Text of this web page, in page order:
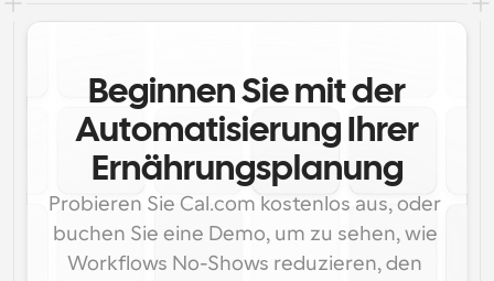
Beginnen Sie mit der
Automatisierung Ihrer
Ernährungsplanung
Probieren Sie Cal.com kostenlos aus, oder
buchen Sie eine Demo, um zu sehen, wie
Workflows No-Shows reduzieren, den